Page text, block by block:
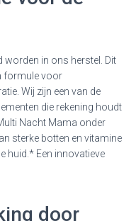
worden in ons herstel. Dit
formule voor
Wij zijn een van de
die rekening houdt
Nacht Mama onder
sterke botten en vitamine
huid.* Een innovatieve
door